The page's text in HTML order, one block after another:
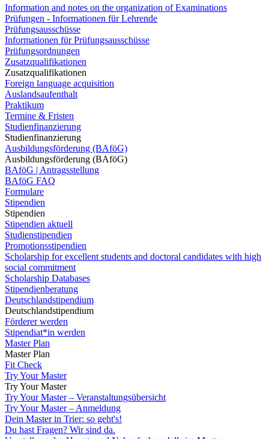
Information and notes on the organization of Examinations
Prüfungen - Informationen für Lehrende
Prüfungsausschüsse
Informationen für Prüfungsausschüsse
Prüfungsordnungen
Zusatzqualifikationen
Zusatzqualifikationen
Foreign language acquisition
Auslandsaufenthalt
Praktikum
Termine & Fristen
Studienfinanzierung
Studienfinanzierung
Ausbildungsförderung (BAföG)
Ausbildungsförderung (BAföG)
BAföG | Antragsstellung
BAföG FAQ
Formulare
Stipendien
Stipendien
Stipendien aktuell
Studienstipendien
Promotionsstipendien
Scholarship for excellent students and doctoral candidates with high
social commitment
Scholarship Databases
Stipendienberatung
Deutschlandstipendium
Deutschlandstipendium
Förderer werden
Stipendiat*in werden
Master Plan
Master Plan
Fit Check
Try Your Master
Try Your Master
Try Your Master – Veranstaltungsübersicht
Try Your Master – Anmeldung
Dein Master in Trier: so geht's!
Du hast Fragen? Wir sind da.